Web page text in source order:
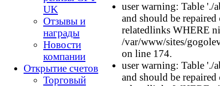
UK
Отзывы и
награды
Новости
компании
Открытие счетов
Торговый
user warning: Table './
and should be
relatedlinks WHERE
/var/www/sites/
on line 174.
user warning: Table './
and should be